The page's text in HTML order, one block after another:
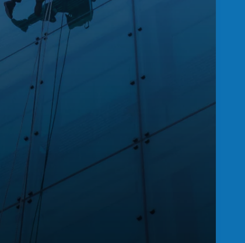
de requisitos por operación,
en tiempo real.
con responsables
rechazos, aprobaciones
cumplimiento por tercero,
o periodo.